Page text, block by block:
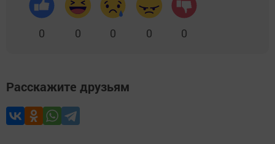
0 0 0 0 0
Расскажите друзьям